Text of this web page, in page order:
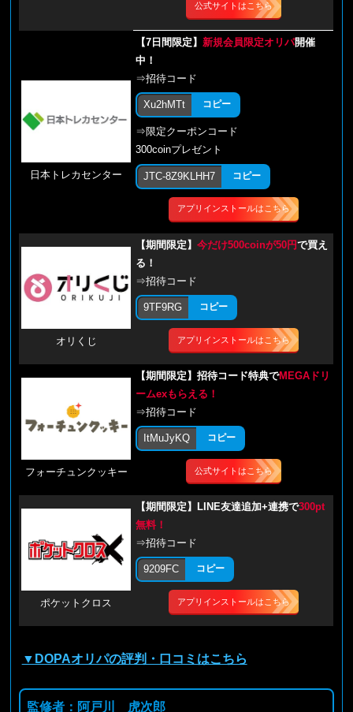
公式サイトはこちら
日本トレカセンター
【7日間限定】新規会員限定オリパ開催
中！
⇒招待コード
Xu2hMTt コピー
⇒限定クーポンコード
300coinプレゼント
JTC-8Z9KLHH7 コピー
アプリインストールはこちら
オリくじ
【期間限定】今だけ500coinが50円で買え
る！
⇒招待コード
9TF9RG コピー
アプリインストールはこちら
フォーチュンクッキー
【期間限定】招待コード特典でMEGAドリ
ームexもらえる！
⇒招待コード
ItMuJyKQ コピー
公式サイトはこちら
ポケットクロス
【期間限定】LINE友達追加+連携で300pt
無料！
⇒招待コード
9209FC コピー
アプリインストールはこちら
▼DOPAオリパの評判・口コミはこちら
監修者：阿戸川 虎次郎